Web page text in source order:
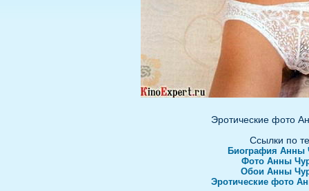
Эротические фото
Ссылки по
Биография Анны
Фото Анны
Обои Анны
Эротические фото